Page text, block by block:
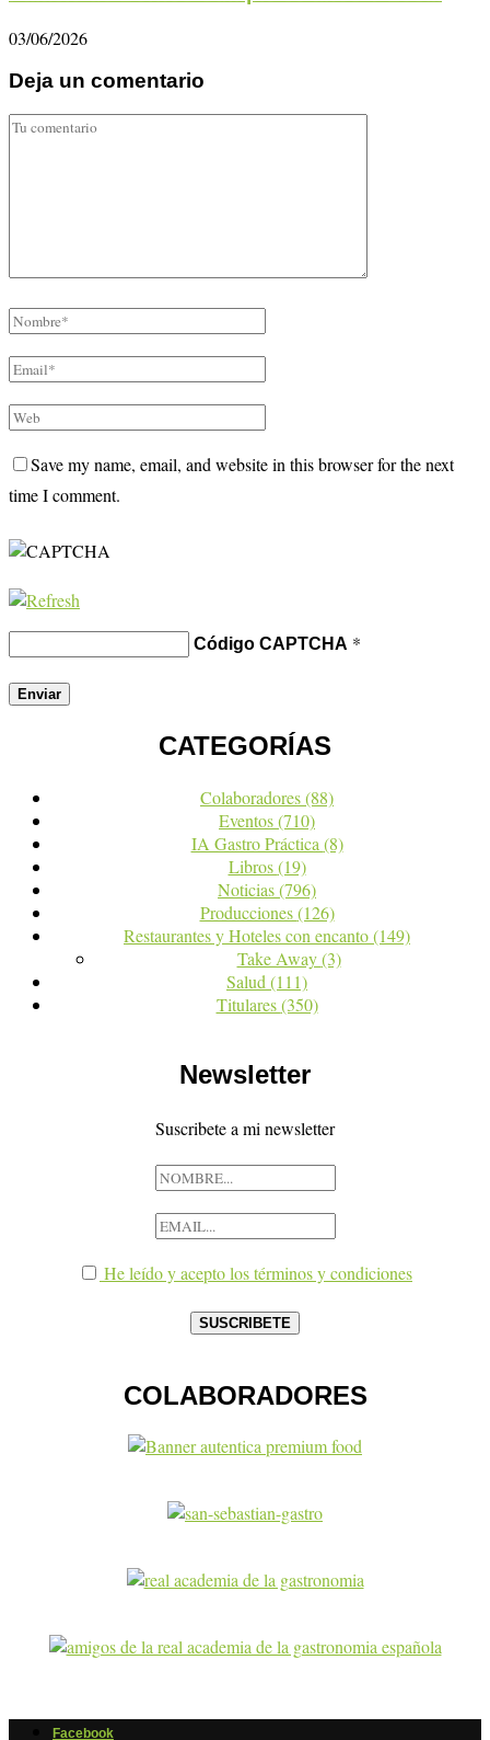
03/06/2026
Deja un comentario
Save my name, email, and website in this browser for the next
time I comment.
Código CAPTCHA *
CATEGORÍAS
Colaboradores(88)
Eventos(710)
IA Gastro Práctica (8)
Libros(19)
Noticias(796)
Producciones(126)
Restaurantes y Hoteles con encanto(149)
Take Away(3)
Salud (111)
Titulares(350)
Newsletter
Suscribete a mi newsletter
He leído y acepto los términos y condiciones
COLABORADORES
Facebook